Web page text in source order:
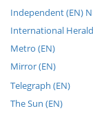
Independent (EN)
International
Metro (EN)
Mirror (EN)
Telegraph (EN)
The Sun (EN)